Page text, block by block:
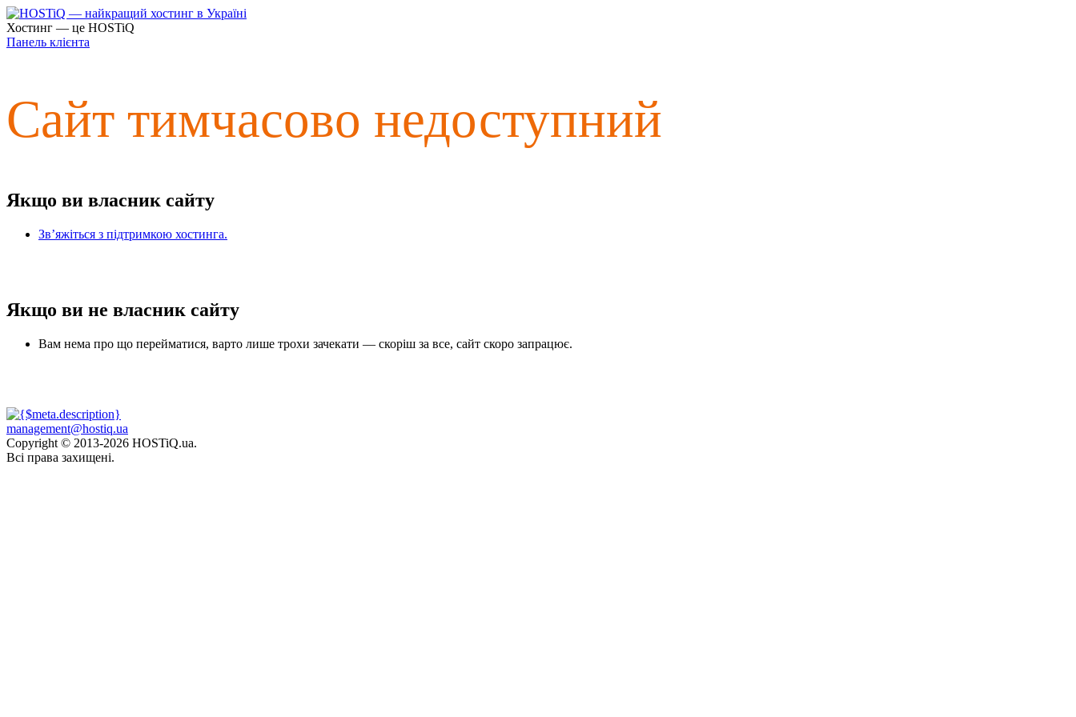
Хостинг — це HOSTiQ
Панель клієнта
Сайт тимчасово недоступний
Якщо ви власник сайту
Зв’яжіться з підтримкою хостинга.
Якщо ви не власник сайту
Вам нема про що перейматися, варто лише трохи зачекати — скоріш за все, сайт скоро запрацює.
management@hostiq.ua
Copyright © 2013-2026 HOSTiQ.ua.
Всі права захищені.